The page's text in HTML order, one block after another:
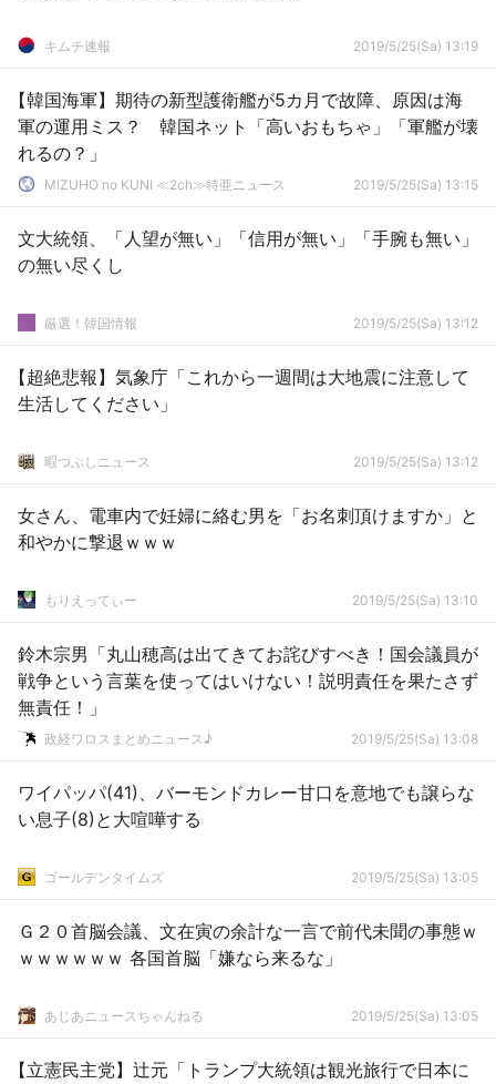
キムチ速報 2019/5/25(Sa) 13:19
【韓国海軍】期待の新型護衛艦が5カ月で故障、原因は海
軍の運用ミス？ 韓国ネット「高いおもちゃ」「軍艦が壊
れるの？」
MIZUHO no KUNI ≪2ch≫特亜ニュース 2019/5/25(Sa) 13:15
文大統領、「人望が無い」「信用が無い」「手腕も無い」
の無い尽くし
厳選！韓国情報 2019/5/25(Sa) 13:12
【超絶悲報】気象庁「これから一週間は大地震に注意して
生活してください」
暇つぶしニュース 2019/5/25(Sa) 13:12
女さん、電車内で妊婦に絡む男を「お名刺頂けますか」と
和やかに撃退ｗｗｗ
もりえってぃー 2019/5/25(Sa) 13:10
鈴木宗男「丸山穂高は出てきてお詫びすべき！国会議員が
戦争という言葉を使ってはいけない！説明責任を果たさず
無責任！」
政経ワロスまとめニュース♪ 2019/5/25(Sa) 13:08
ワイパッパ(41)、バーモンドカレー甘口を意地でも譲らな
い息子(8)と大喧嘩する
ゴールデンタイムズ 2019/5/25(Sa) 13:05
Ｇ２０首脳会議、文在寅の余計な一言で前代未聞の事態ｗ
ｗｗｗｗｗｗ 各国首脳「嫌なら来るな」
あじあニュースちゃんねる 2019/5/25(Sa) 13:05
【立憲民主党】辻元「トランプ大統領は観光旅行で日本に